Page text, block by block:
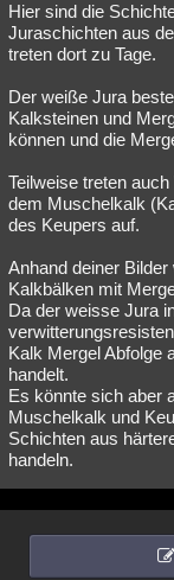
Hier sind die
Juraschichten aus
treten dort zu Tage.
Der weiße Jura
Kalksteinen und
können und die
Teilweise treten
dem Muschelkalk
des Keupers auf.
Anhand deiner
Kalkbälken mit
Da der weisse Jura
Kalk Mergel Abfolge
handelt.
Es könnte sich aber
Muschelkalk und
Schichten aus
handeln.